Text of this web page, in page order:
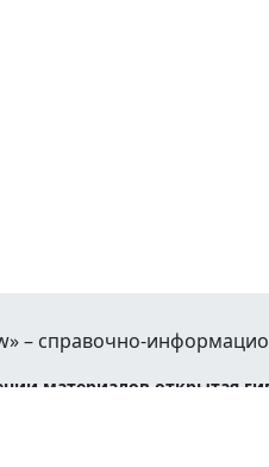
– справочно-
материалов открытая